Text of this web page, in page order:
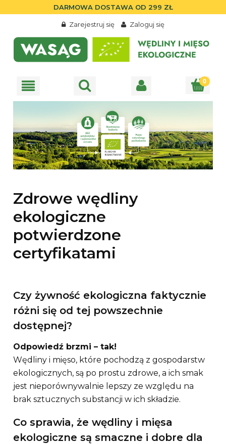
DARMOWA DOSTAWA OD 299 ZŁ
Zarejestruj się Zaloguj się
Zdrowe wędliny
ekologiczne
potwierdzone
certyfikatami
Czy żywność ekologiczna faktycznie
różni się od tej powszechnie
dostępnej?
Odpowiedź brzmi – tak!
Wędliny i mięso, które pochodzą z gospodarstw
ekologicznych, są po prostu zdrowe, a ich smak
jest nieporównywalnie lepszy ze względu na
brak sztucznych substancji w ich składzie.
Co sprawia, że wędliny i mięsa
ekologiczne są smaczne i dobre dla